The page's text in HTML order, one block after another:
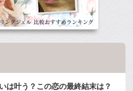
は叶う？この恋の最終結末は？